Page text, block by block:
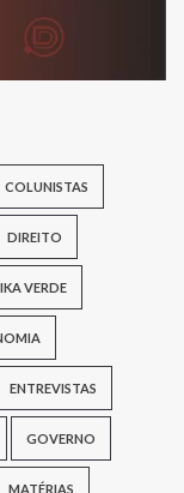
COLUNISTAS
DIREITO
VERDE
ENTREVISTAS
GOVERNO
MATÉRIAS